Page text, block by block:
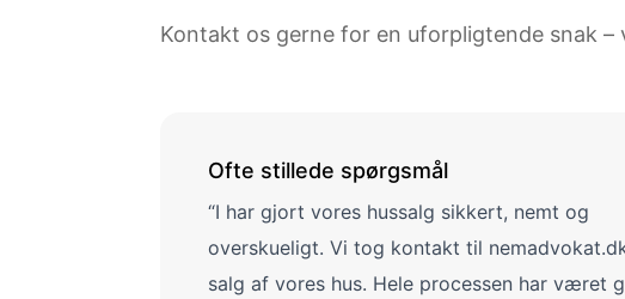
Kontakt os gerne for en uforpligtende snak
Ofte stillede spørgsmål
“I har gjort vores hussalg sikkert, nemt og
overskueligt. Vi tog kontakt til
salg af vores hus. Hele processen har været